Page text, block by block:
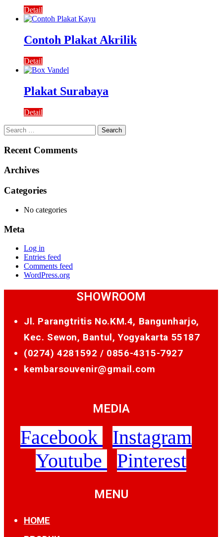
Detail
Contoh Plakat Akrilik
Detail
Plakat Surabaya
Detail
Search
for:
Recent Comments
Archives
Categories
No categories
Meta
Log in
Entries feed
Comments feed
WordPress.org
SHOWROOM
Jl. Parangtritis No.KM.4, Bangunharjo,
Kec. Sewon, Bantul, Yogyakarta 55187
(0274) 4281592 / 0856-4315-7927
kembarsouvenir@gmail.com
MEDIA
Facebook
Instagram
Youtube
Pinterest
MENU
HOME